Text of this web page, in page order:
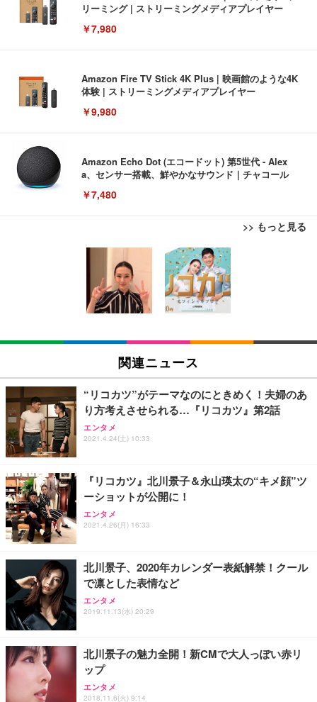
リーミング | ストリーミングメディアプレイヤー
￥7,980
Amazon Fire TV Stick 4K Plus | 映画館のような4K
体験 | ストリーミングメディアプレイヤー
￥9,980
Amazon Echo Dot (エコードット) 第5世代 - Alex
a、センサー搭載、鮮やかなサウンド｜チャコール
￥7,480
>> もっと見る
[EdoErgo] オフィスチェア 椅子 テレワーク 疲れな
い 跳ね上げ式アームレスト コンパクト 約105度ロッ
キング pc 事務椅子 360度回転 座面昇降 強化ナイロ
ン樹脂ベース 通気性メッシュ 在宅ワーク H-WY01
(黒網+黒枠+黒足)
￥5,699
SIHOO B100 オフィスチェア／デスクチェア メッシ
ュチェア 人間工学 疲れない ブラック
￥27,999
Sezlife オフィスチェア デスクチェア 疲れない テレ
ワーク チェア 強化バックレスト 30度ロッキング機
能 人間工学 椅子 腰サポート 90度跳ね上げ式アーム
ョン PCチェア 通気性メッシュ ゲーミング/勉強/事
務用 おしゃれ パソコンチェア (ブラック)
Sezlife オフィスチェア デスクチェア 疲れない テレ
ワーク チェア 強化バックレスト 30度ロッキング機
能 人間工学 椅子 腰サポート 90度跳ね上げ式アーム
務用 おしゃれ パソコンチェア (ホワイト)
ANDWINT オフィスチェア デスクチェア 肘なし メ
ッシュ 通気性 ランバーサポート付き 腰サポート ガ
ス圧無段階昇降 360度回転 キャスター付き コンパク
EIZO ビジネス向けプレミアムモニター | FlexScan
EV3240X-WT | 31.5型4K UHD・USB Type-C・ホワ
￥105,595
EIZO ビジネス向けプレミアムモニター | FlexScan
￥109,572
【純正品】27"ゲーミングモニター DualSense 充電
フック付き（CFI-ZDM1J）
【整備済み品】Dell E2724HS 27インチ 液晶モニタ
ー フルHD（1920×1080）VA 非光沢 HDMI/DisplayP
ort/VGA スピーカー内蔵 高さ調整 スイベル VESA対
【MiniLED/24.5inch/280Hz/FHD】GRAPHT THE S
HOOTER Gaming Monitor 24” Essential ゲーミン
グモニター QD 24.5インチ 1ms FHD 量子ドット 残
Amazonベーシック ペットシーツ 薄型 レギュラー 1
回使い捨て 無香料 ホワイト 300枚
￥3,373
Amazonベーシック ペットシーツ 厚型 ワイド 42枚
x2袋(84枚) ホワイト(吸収面:ライトブルー)
￥3,234
ネオ・ルーライフ ネオ・オムツ L 中型犬用 26枚入
り 単品
Smart Basic(スマートベーシック) 【Amazon.co.jp
限定】 Smart Basic アイリスオーヤマ ペットシーツ
超厚型 お徳用 ワイド 100枚入 (x 1) (ケース販売)
アイリスオーヤマ ペットシーツ 超厚型 お徳用 レギ
ュラー 200枚入【Amazon.co.jp限定】
関連ニュース
“リコカツ”がテーマなのにときめく！夫婦のあ
り方考えさせられる…『リコカツ』第2話
エンタメ
2021.4.24(土) 10:33
『リコカツ』北川景子＆永山瑛太の“キメ顔”ツ
ーショットが公開に！
エンタメ
2021.4.26(月) 16:33
北川景子、2020年カレンダー表紙解禁！クール
で凛とした表情など
エンタメ
2019.11.13(水) 20:29
北川景子の魅力全開！新CMで大人っぽい赤リ
ップ
エンタメ
2018.11.6(火) 9:14